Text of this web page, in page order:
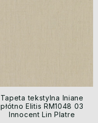
Tapeta tekstylna lniane
płótno Elitis RM1048 03
Innocent Lin Platre